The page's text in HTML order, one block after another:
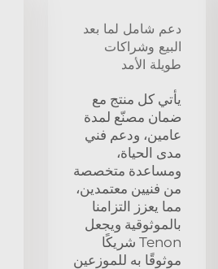
دعم شامل لما بعد
البيع وشراكات
طويلة الأمد
يأتي كل منتج مع
ضمان مصنّع لمدة
عامين، ودعم فني
مدى الحياة،
ومساعدة متخصصة
من فنيين معتمدين،
مما يعزز التزامنا
بالموثوقية ويجعل
Tenon شريكًا
موثوقًا به للموزعين